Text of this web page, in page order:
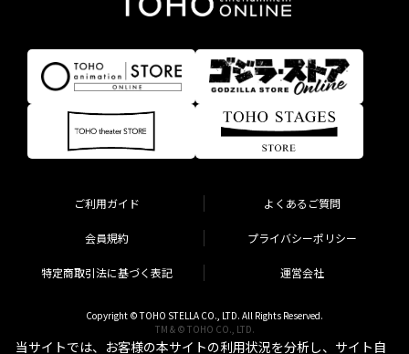
ご利用ガイド よくあるご質問
会員規約 プライバシーポリシー
特定商取引法に基づく表記 運営会社
Copyright © TOHO STELLA CO., LTD. All Rights Reserved.
TM & © TOHO CO., LTD.
当サイトでは、お客様の本サイトの利用状況を分析し、サイト自